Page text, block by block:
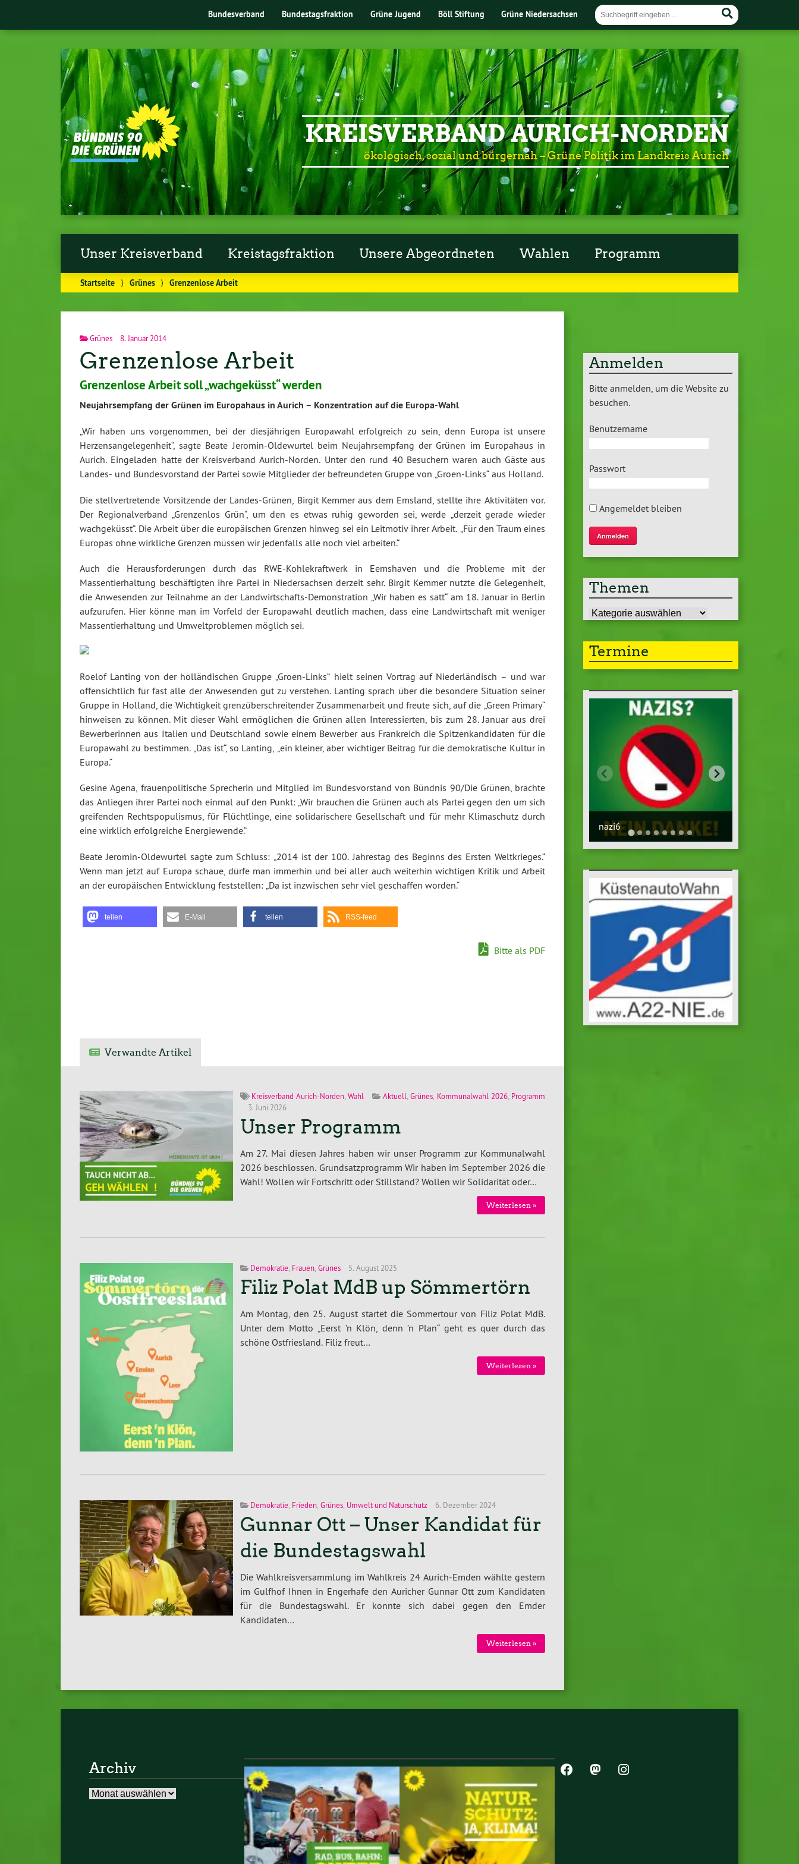
Bundesverband Bundestagsfraktion Grüne Jugend Böll Stiftung Grüne Niedersachsen
KREISVERBAND AURICH-NORDEN
ökologisch, sozial und bürgernah – Grüne Politik im Landkreis Aurich
Unser Kreisverband Kreistagsfraktion Unsere Abgeordneten Wahlen Programm
Startseite ⟩ Grünes ⟩ Grenzenlose Arbeit
Grünes 8. Januar 2014
Grenzenlose Arbeit
Grenzenlose Arbeit soll „wachgeküsst“ werden
Neujahrsempfang der Grünen im Europahaus in Aurich – Konzentration auf die Europa-Wahl
„Wir haben uns vorgenommen, bei der diesjährigen Europawahl erfolgreich zu sein, denn Europa ist unsere
Herzensangelegenheit“, sagte Beate Jeromin-Oldewurtel beim Neujahrsempfang der Grünen im Europahaus in
Aurich. Eingeladen hatte der Kreisverband Aurich-Norden. Unter den rund 40 Besuchern waren auch Gäste aus
Landes- und Bundesvorstand der Partei sowie Mitglieder der befreundeten Gruppe von „Groen-Links“ aus Holland.
Die stellvertretende Vorsitzende der Landes-Grünen, Birgit Kemmer aus dem Emsland, stellte ihre Aktivitäten vor.
Der Regionalverband „Grenzenlos Grün“, um den es etwas ruhig geworden sei, werde „derzeit gerade wieder
wachgeküsst“. Die Arbeit über die europäischen Grenzen hinweg sei ein Leitmotiv ihrer Arbeit. „Für den Traum eines
Europas ohne wirkliche Grenzen müssen wir jedenfalls alle noch viel arbeiten.“
Auch die Herausforderungen durch das RWE-Kohlekraftwerk in Eemshaven und die Probleme mit der
Massentierhaltung beschäftigten ihre Partei in Niedersachsen derzeit sehr. Birgit Kemmer nutzte die Gelegenheit,
die Anwesenden zur Teilnahme an der Landwirtschafts-Demonstration „Wir haben es satt“ am 18. Januar in Berlin
aufzurufen. Hier könne man im Vorfeld der Europawahl deutlich machen, dass eine Landwirtschaft mit weniger
Massentierhaltung und Umweltproblemen möglich sei.
Roelof Lanting von der holländischen Gruppe „Groen-Links“ hielt seinen Vortrag auf Niederländisch – und war
offensichtlich für fast alle der Anwesenden gut zu verstehen. Lanting sprach über die besondere Situation seiner
Gruppe in Holland, die Wichtigkeit grenzüberschreitender Zusammenarbeit und freute sich, auf die „Green Primary“
hinweisen zu können. Mit dieser Wahl ermöglichen die Grünen allen Interessierten, bis zum 28. Januar aus drei
Bewerberinnen aus Italien und Deutschland sowie einem Bewerber aus Frankreich die Spitzenkandidaten für die
Europawahl zu bestimmen. „Das ist“, so Lanting, „ein kleiner, aber wichtiger Beitrag für die demokratische Kultur in
Europa.“
Gesine Agena, frauenpolitische Sprecherin und Mitglied im Bundesvorstand von Bündnis 90/Die Grünen, brachte
das Anliegen ihrer Partei noch einmal auf den Punkt: „Wir brauchen die Grünen auch als Partei gegen den um sich
greifenden Rechtspopulismus, für Flüchtlinge, eine solidarischere Gesellschaft und für mehr Klimaschutz durch
eine wirklich erfolgreiche Energiewende.“
Beate Jeromin-Oldewurtel sagte zum Schluss: „2014 ist der 100. Jahrestag des Beginns des Ersten Weltkrieges.“
Wenn man jetzt auf Europa schaue, dürfe man immerhin und bei aller auch weiterhin wichtigen Kritik und Arbeit
an der europäischen Entwicklung feststellen: „Da ist inzwischen sehr viel geschaffen worden.“
teilen E-Mail teilen RSS-feed
Bitte als PDF
Verwandte Artikel
Kreisverband Aurich-Norden,Wahl Aktuell,Grünes, Kommunalwahl 2026, Programm
3. Juni 2026
Unser Programm
Am 27. Mai diesen Jahres haben wir unser Programm zur Kommunalwahl
2026 beschlossen. Grundsatzprogramm Wir haben im September 2026 die
Wahl! Wollen wir Fortschritt oder Stillstand? Wollen wir Solidarität oder…
Weiterlesen »
Demokratie, Frauen, Grünes 5. August 2025
Filiz Polat MdB up Sömmertörn
Am Montag, den 25. August startet die Sommertour von Filiz Polat MdB.
Unter dem Motto „Eerst ’n Klön, denn ’n Plan“ geht es quer durch das
schöne Ostfriesland. Filiz freut…
Weiterlesen »
Demokratie, Frieden, Grünes, Umwelt und Naturschutz 6. Dezember 2024
Gunnar Ott – Unser Kandidat für
die Bundestagswahl
Die Wahlkreisversammlung im Wahlkreis 24 Aurich-Emden wählte gestern
im Gulfhof Ihnen in Engerhafe den Auricher Gunnar Ott zum Kandidaten
für die Bundestagswahl. Er konnte sich dabei gegen den Emder
Kandidaten…
Weiterlesen »
Anmelden
Bitte anmelden, um die Website zu
besuchen.
Benutzername
Passwort
Angemeldet bleiben
Themen
Themen
Termine
offene gesellschaft
Archiv
Archiv